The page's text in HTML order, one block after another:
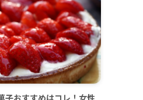
子おすすめはコレ！女性